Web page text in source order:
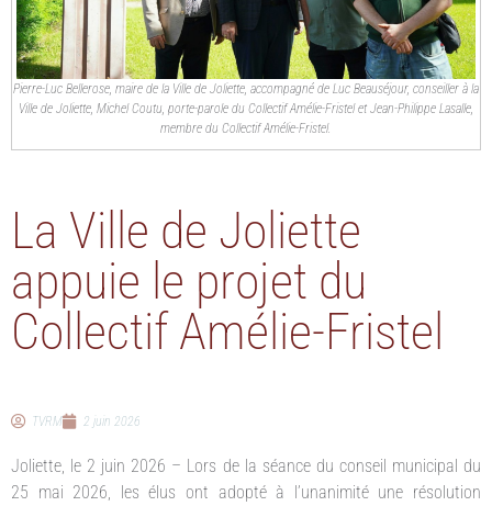
Pierre-Luc Bellerose, maire de la Ville de Joliette, accompagné de Luc Beauséjour, conseiller à la
Ville de Joliette, Michel Coutu, porte-parole du Collectif Amélie-Fristel et Jean-Philippe Lasalle,
membre du Collectif Amélie-Fristel.
La Ville de Joliette
appuie le projet du
Collectif Amélie-Fristel
TVRM 2 juin 2026
Joliette, le 2 juin 2026 – Lors de la séance du conseil municipal du
25 mai 2026, les élus ont adopté à l’unanimité une résolution